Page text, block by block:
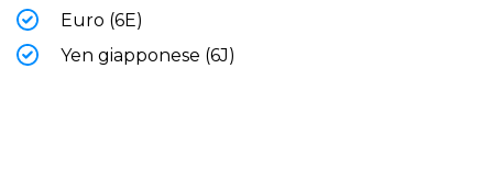
Euro (6E)
Yen giapponese (6J)